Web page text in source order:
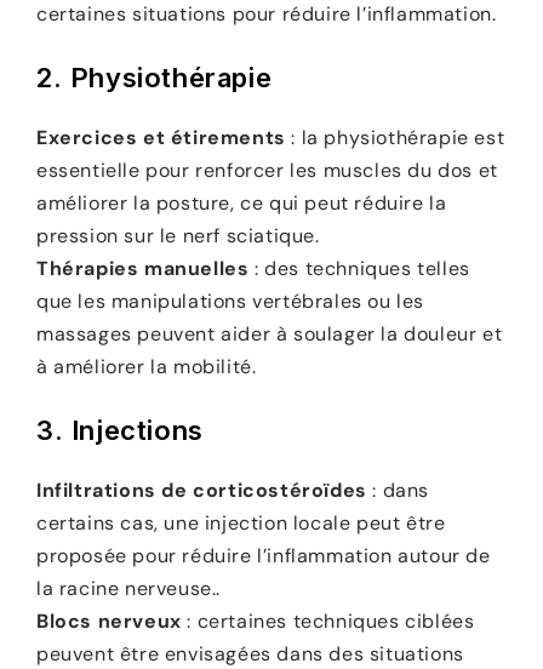
certaines situations pour réduire l’inflammation.
2. Physiothérapie
Exercices et étirements : la physiothérapie est
essentielle pour renforcer les muscles du dos et
améliorer la posture, ce qui peut réduire la
pression sur le nerf sciatique.
Thérapies manuelles : des techniques telles
que les manipulations vertébrales ou les
massages peuvent aider à soulager la douleur et
à améliorer la mobilité.
3. Injections
Infiltrations de corticostéroïdes : dans
certains cas, une injection locale peut être
proposée pour réduire l’inflammation autour de
la racine nerveuse..
Blocs nerveux : certaines techniques ciblées
peuvent être envisagées dans des situations